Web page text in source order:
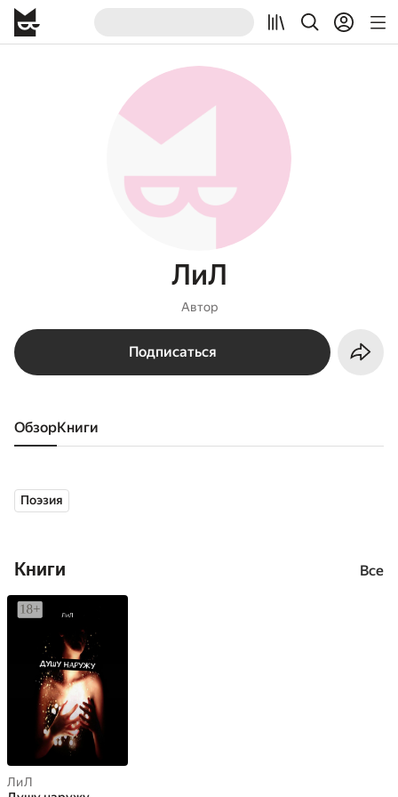
ЛиЛ
Автор
Подписаться
Обзор книги
Поэзия
Книги Все
ЛиЛ